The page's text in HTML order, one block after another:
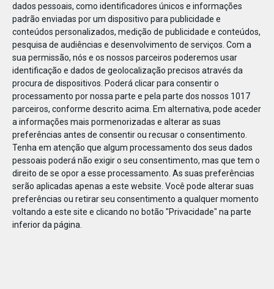
dados pessoais, como identificadores únicos e informações
padrão enviadas por um dispositivo para publicidade e
conteúdos personalizados, medição de publicidade e conteúdos,
pesquisa de audiências e desenvolvimento de serviços. Com a
sua permissão, nós e os nossos parceiros poderemos usar
identificação e dados de geolocalização precisos através da
procura de dispositivos. Poderá clicar para consentir o
processamento por nossa parte e pela parte dos nossos 1017
parceiros, conforme descrito acima. Em alternativa, pode aceder
a informações mais pormenorizadas e alterar as suas
preferências antes de consentir ou recusar o consentimento.
Tenha em atenção que algum processamento dos seus dados
pessoais poderá não exigir o seu consentimento, mas que tem o
direito de se opor a esse processamento. As suas preferências
serão aplicadas apenas a este website. Você pode alterar suas
preferências ou retirar seu consentimento a qualquer momento
voltando a este site e clicando no botão "Privacidade" na parte
inferior da página.
306571590014212